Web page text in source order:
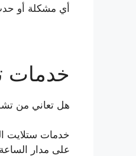
أي مشكلة أو
خدمات
هل تعاني من
خدمات ستلايت
على مدار